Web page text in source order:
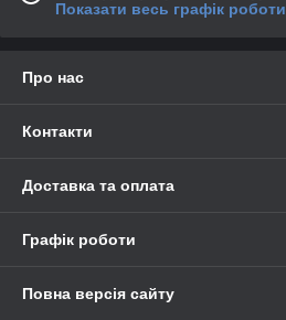
Показати весь графік роботи
Про нас
Контакти
Доставка та оплата
Графік роботи
Повна версія сайту